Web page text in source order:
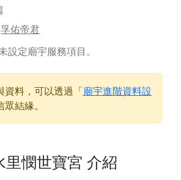
孚佑帝君
設定廟宇服務項目。
資料，可以透過「廟宇進階資料設
結緣。
憫世寶宮 介紹